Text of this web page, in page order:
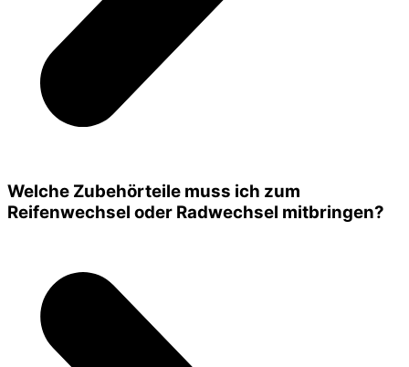
Welche Zubehörteile muss ich zum
Reifenwechsel oder Radwechsel mitbringen?